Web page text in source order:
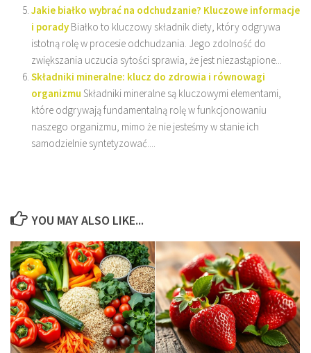
Jakie białko wybrać na odchudzanie? Kluczowe informacje
i porady Białko to kluczowy składnik diety, który odgrywa
istotną rolę w procesie odchudzania. Jego zdolność do
zwiększania uczucia sytości sprawia, że jest niezastąpione...
Składniki mineralne: klucz do zdrowia i równowagi
organizmu Składniki mineralne są kluczowymi elementami,
które odgrywają fundamentalną rolę w funkcjonowaniu
naszego organizmu, mimo że nie jesteśmy w stanie ich
samodzielnie syntetyzować....
YOU MAY ALSO LIKE...